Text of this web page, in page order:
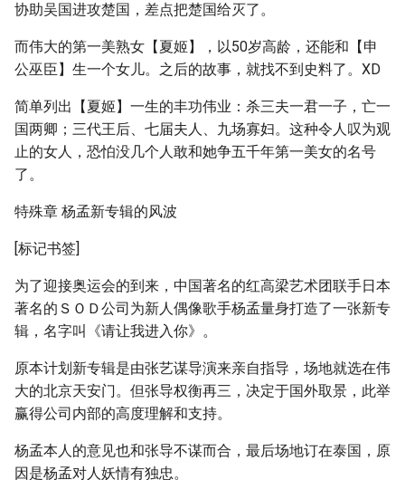
协助吴国进攻楚国，差点把楚国给灭了。
而伟大的第一美熟女【夏姬】，以50岁高龄，还能和【申
公巫臣】生一个女儿。之后的故事，就找不到史料了。XD
简单列出【夏姬】一生的丰功伟业：杀三夫一君一子，亡一
国两卿；三代王后、七届夫人、九场寡妇。这种令人叹为观
止的女人，恐怕没几个人敢和她争五千年第一美女的名号
了。
特殊章 杨孟新专辑的风波
[标记书签]
为了迎接奥运会的到来，中国著名的红高梁艺术团联手日本
著名的ＳＯＤ公司为新人偶像歌手杨孟量身打造了一张新专
辑，名字叫《请让我进入你》。
原本计划新专辑是由张艺谋导演来亲自指导，场地就选在伟
大的北京天安门。但张导权衡再三，决定于国外取景，此举
赢得公司内部的高度理解和支持。
杨孟本人的意见也和张导不谋而合，最后场地订在泰国，原
因是杨孟对人妖情有独忠。